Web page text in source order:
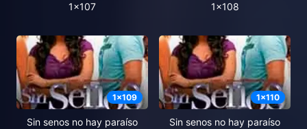
1x107
1x108
1x109
Sin senos no hay paraíso
1x110
Sin senos no hay paraíso